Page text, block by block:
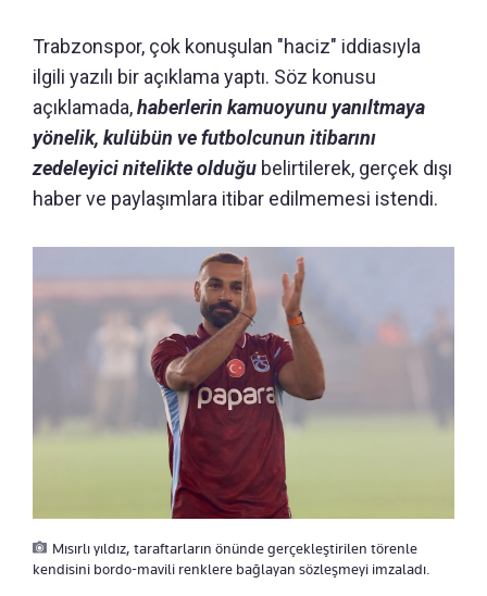
Trabzonspor, çok konuşulan "haciz" iddiasıyla
ilgili yazılı bir açıklama yaptı. Söz konusu
açıklamada,haberlerin kamuoyunu yanıltmaya
yönelik, kulübün ve futbolcunun itibarını
zedeleyici nitelikte olduğu belirtilerek, gerçek dışı
haber ve paylaşımlara itibar edilmemesi istendi.
Mısırlı yıldız, taraftarların önünde gerçekleştirilen törenle
kendisini bordo-mavili renklere bağlayan sözleşmeyi imzaladı.